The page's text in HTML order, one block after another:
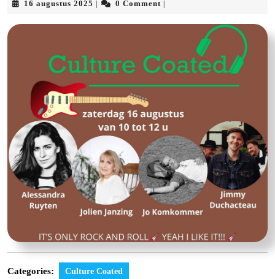
16 augustus 2025 16
2025
0 Comment
Categories: Culture Coated